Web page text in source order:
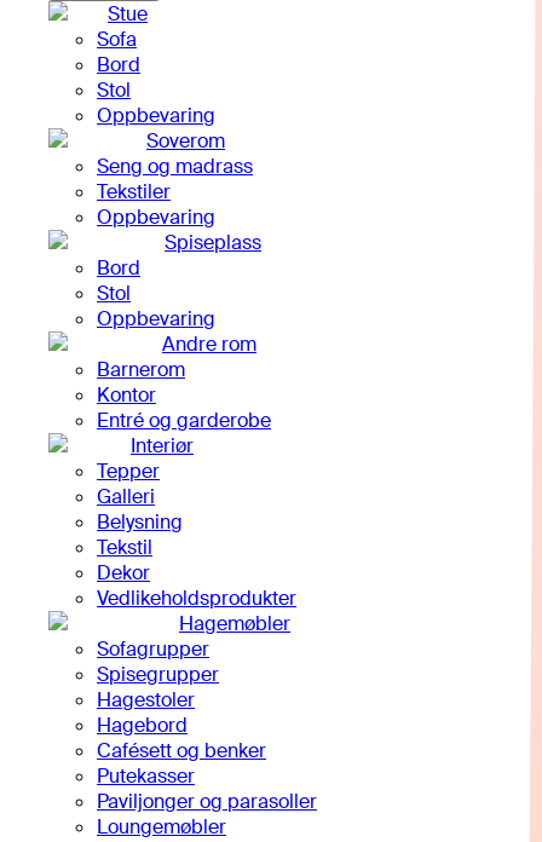
Stue
Sofa
Bord
Stol
Oppbevaring
Soverom
Seng og madrass
Tekstiler
Oppbevaring
Spiseplass
Bord
Stol
Oppbevaring
Andre rom
Barnerom
Kontor
Entré og garderobe
Interiør
Tepper
Galleri
Belysning
Tekstil
Dekor
Vedlikeholdsprodukter
Hagemøbler
Sofagrupper
Spisegrupper
Hagestoler
Hagebord
Cafésett og benker
Putekasser
Paviljonger og parasoller
Loungemøbler